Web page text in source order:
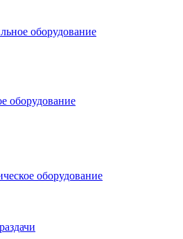
оборудование
оборудование
оборудование